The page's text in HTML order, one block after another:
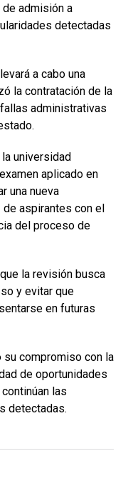
admisión a
detectadas
a cabo una
la contratación de la
administrativas
universidad
aplicado en
una nueva
de aspirantes con el
del proceso de
la revisión busca
y evitar que
en futuras
compromiso con la
de oportunidades
las
detectadas.